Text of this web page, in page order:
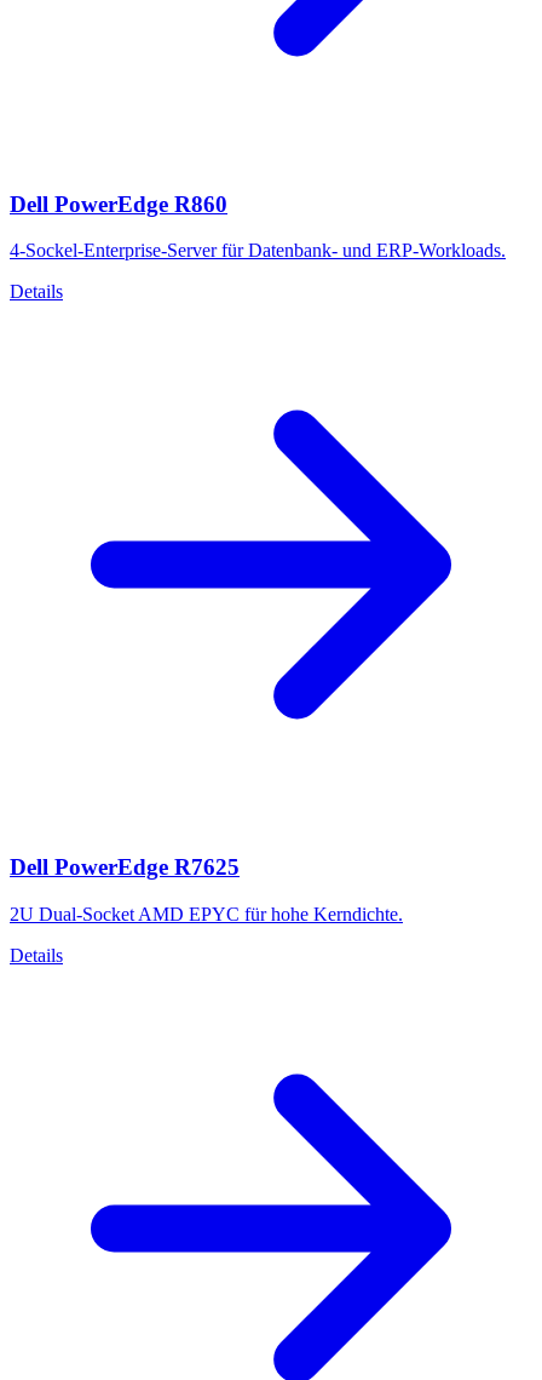
Dell PowerEdge R860
4-Sockel-Enterprise-Server für Datenbank- und ERP-Workloads.
Details
Dell PowerEdge R7625
2U Dual-Socket AMD EPYC für hohe Kerndichte.
Details